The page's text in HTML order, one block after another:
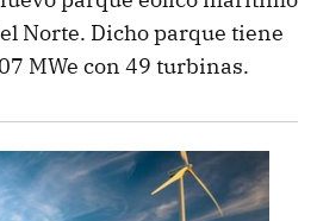
Norte. Dicho parque tiene
MWe con 49 turbinas.